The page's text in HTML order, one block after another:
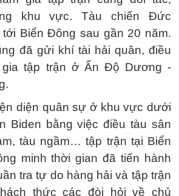
khu vực. Tàu chiến Đức
tới Biển Đông sau gần 20 năm.
đã gửi khí tài hải quân, điều
gia tập trận ở Ấn Độ Dương -
diện quân sự ở khu vực dưới
Biden bằng việc điều tàu sân
tàu ngầm… tập trận tại Biển
minh thời gian đã tiến hành
tra tự do hàng hải và tập trận
thức các đòi hỏi về chủ